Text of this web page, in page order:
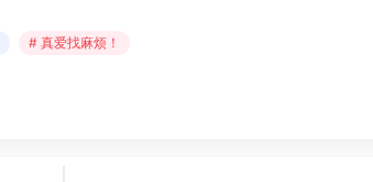
# 真爱找麻烦！